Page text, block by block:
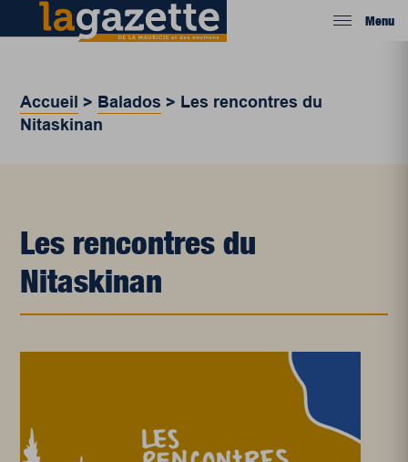
Menu
Accueil > Balados > Les rencontres du
Nitaskinan
Les rencontres du
Nitaskinan